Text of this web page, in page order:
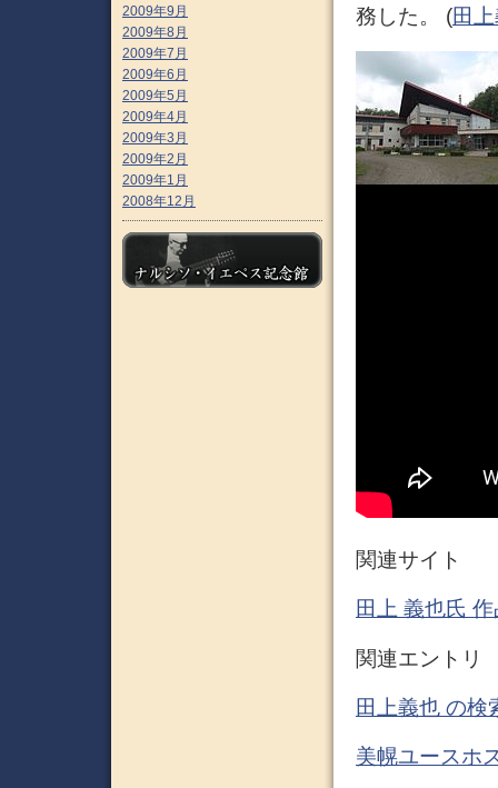
務した。 (田
関連サイト
田上 義也氏
関連エントリ
田上義也 の検
美幌ユースホ
2009年9月
2009年8月
2009年7月
2009年6月
2009年5月
2009年4月
2009年3月
2009年2月
2009年1月
2008年12月